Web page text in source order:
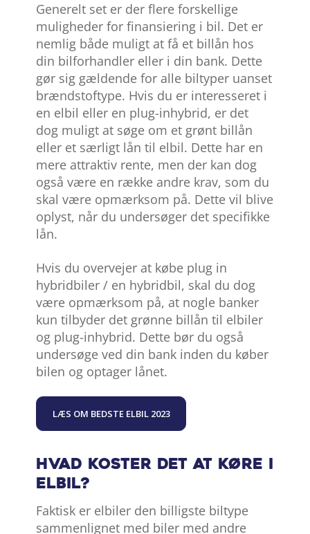
Generelt set er der flere forskellige
muligheder for finansiering i bil. Det er
nemlig både muligt at få et billån hos
din bilforhandler eller i din bank. Dette
gør sig gældende for alle biltyper uanset
brændstoftype. Hvis du er interesseret i
en elbil eller en plug-inhybrid, er det
dog muligt at søge om et grønt billån
eller et særligt lån til elbil. Dette har en
mere attraktiv rente, men der kan dog
også være en række andre krav, som du
skal være opmærksom på. Dette vil blive
oplyst, når du undersøger det specifikke
lån.
Hvis du overvejer at købe plug in
hybridbiler / en hybridbil, skal du dog
være opmærksom på, at nogle banker
kun tilbyder det grønne billån til elbiler
og plug-inhybrid. Dette bør du også
undersøge ved din bank inden du køber
bilen og optager lånet.
LÆS OM BEDSTE ELBIL 2023
Hvad koster det at køre i
elbil?
Faktisk er elbiler den billigste biltype
sammenlignet med biler med andre